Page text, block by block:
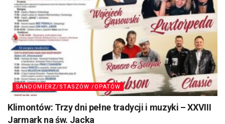
SANDOMIERZ/STASZÓW /OPATÓW
Klimontów: Trzy dni pełne tradycji i muzyki – XXVIII
Jarmark na św. Jacka